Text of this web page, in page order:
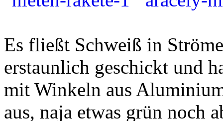
Es fließt Schweiß in
erstaunlich geschickt und
mit Winkeln aus
aus, naja etwas grün noch